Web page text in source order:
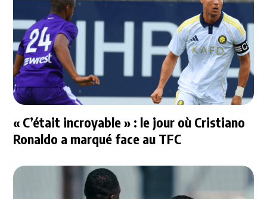
« C’était incroyable » : le jour où Cristiano
Ronaldo a marqué face au TFC